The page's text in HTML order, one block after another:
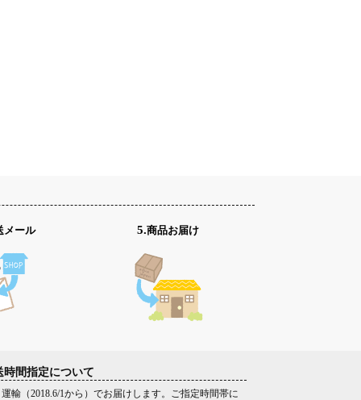
メール 5.商品お届け
時間指定について
輸（2018.6/1から）でお届けします。ご指定時間帯に